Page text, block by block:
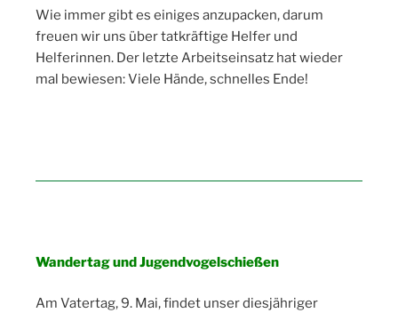
Wie immer gibt es einiges anzupacken, darum
freuen wir uns über tatkräftige Helfer und
Helferinnen. Der letzte Arbeitseinsatz hat wieder
mal bewiesen: Viele Hände, schnelles Ende!
Wandertag und Jugendvogelschießen
Am Vatertag, 9. Mai, findet unser diesjähriger